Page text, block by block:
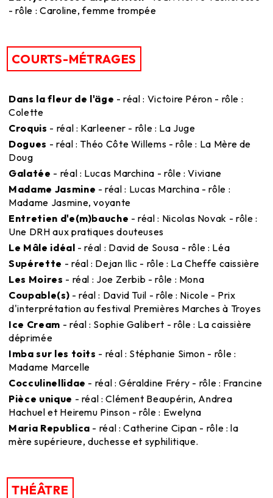
- rôle : Caroline, femme trompée
COURTS-MÉTRAGES
Dans la fleur de l'äge - réal : Victoire Péron - rôle :
Colette
Croquis - réal : Karleener - rôle : La Juge
Dogues - réal : Théo Côte Willems - rôle : La Mère de
Doug
Galatée - réal : Lucas Marchina - rôle : Viviane
Madame Jasmine - réal : Lucas Marchina - rôle :
Madame Jasmine, voyante
Entretien d'e(m)bauche - réal : Nicolas Novak - rôle :
Une DRH aux pratiques douteuses
Le Mâle idéal - réal : David de Sousa - rôle : Léa
Supérette - réal : Dejan Ilic - rôle : La Cheffe caissière
Les Moires - réal : Joe Zerbib - rôle : Mona
Coupable(s) - réal : David Tuil - rôle : Nicole - Prix
d'interprétation au festival Premières Marches à Troyes
Ice Cream - réal : Sophie Galibert - rôle : La caissière
déprimée
Imba sur les toits - réal : Stéphanie Simon - rôle :
Madame Marcelle
Cocculinellidae - réal : Géraldine Fréry - rôle : Francine
Pièce unique - réal : Clément Beaupérin, Andrea
Hachuel et Heiremu Pinson - rôle : Ewelyna
Maria Republica - réal : Catherine Cipan - rôle : la
mère supérieure, duchesse et syphilitique.
THÉÂTRE